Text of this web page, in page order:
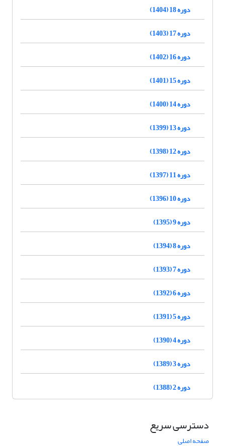
دوره 18 (1404)
دوره 17 (1403)
دوره 16 (1402)
دوره 15 (1401)
دوره 14 (1400)
دوره 13 (1399)
دوره 12 (1398)
دوره 11 (1397)
دوره 10 (1396)
دوره 9 (1395)
دوره 8 (1394)
دوره 7 (1393)
دوره 6 (1392)
دوره 5 (1391)
دوره 4 (1390)
دوره 3 (1389)
دوره 2 (1388)
دسترسی سریع
صفحه اصلی